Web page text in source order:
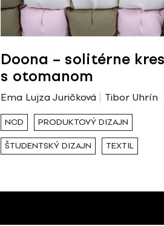
Doona – solitérne
s otomanom
Ema Lujza Juričková Tibor Uhrín
NCD PRODUKTOVÝ DIZAJN
ŠTUDENTSKÝ DIZAJN TEXTIL